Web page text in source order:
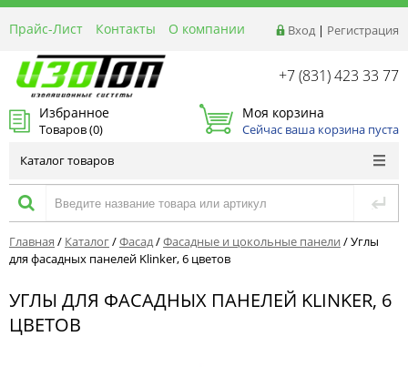
Вход | Регистрация
Прайс-Лист Контакты
О компании
Реквизиты
Доставка
Акции и Распродажи
Оптовым покупателям
+7 (831) 423 33 77
Избранное
Товаров (0)
Моя корзина
Сейчас ваша корзина пуста
Каталог товаров
Главная / Каталог/Фасад/Фасадные и цокольные панели /Углы
для фасадных панелей Klinker, 6 цветов
УГЛЫ ДЛЯ ФАСАДНЫХ ПАНЕЛЕЙ KLINKER, 6
ЦВЕТОВ